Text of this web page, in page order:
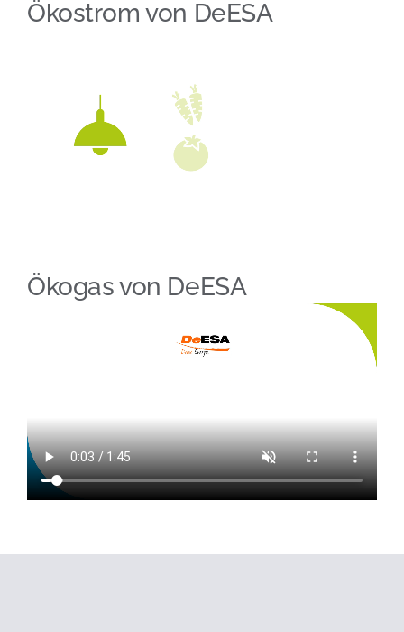
Ökostrom von DeESA
Ökogas von DeESA